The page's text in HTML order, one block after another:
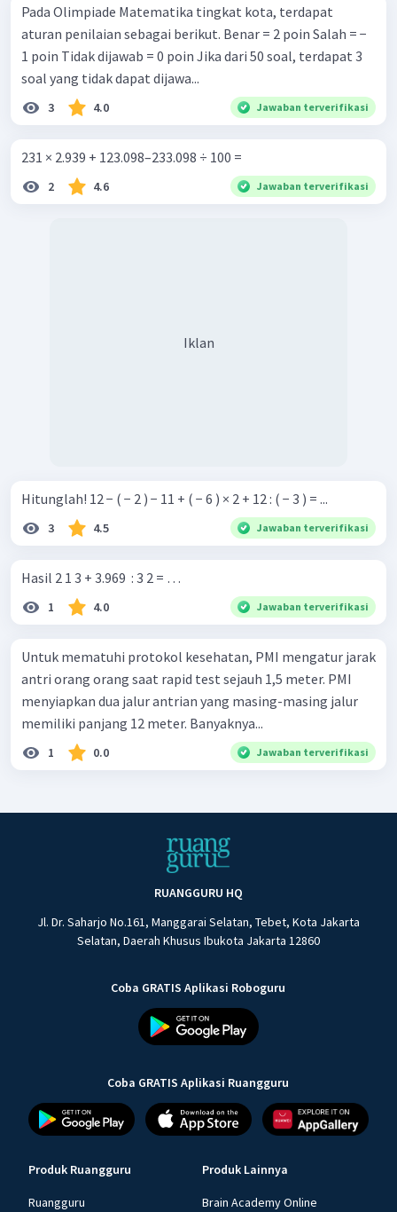
Pada Olimpiade Matematika tingkat kota, terdapat
aturan penilaian sebagai berikut. Benar = 2 poin Salah = −
1 poin Tidak dijawab = 0 poin Jika dari 50 soal, terdapat 3
soal yang tidak dapat dijawa...
3 4.0 Jawaban terverifikasi
231 × 2.939 + 123.098–233.098 ÷ 100 =
2 4.6 Jawaban terverifikasi
Iklan
Hitunglah! 12 − ( − 2 ) − 11 + ( − 6 ) × 2 + 12 : ( − 3 ) = ...
3 4.5 Jawaban terverifikasi
Hasil 2 1 3 + 3.969 ​ : 3 2 = …
1 4.0 Jawaban terverifikasi
Untuk mematuhi protokol kesehatan, PMI mengatur jarak
antri orang orang saat rapid test sejauh 1,5 meter. PMI
menyiapkan dua jalur antrian yang masing-masing jalur
memiliki panjang 12 meter. Banyaknya...
1 0.0 Jawaban terverifikasi
RUANGGURU HQ
Jl. Dr. Saharjo No.161, Manggarai Selatan, Tebet, Kota Jakarta
Selatan, Daerah Khusus Ibukota Jakarta 12860
Coba GRATIS Aplikasi Roboguru
Coba GRATIS Aplikasi Ruangguru
Produk Ruangguru
Ruangguru
Produk Lainnya
Brain Academy Online